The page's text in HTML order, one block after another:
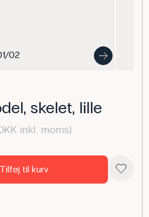
02
skelet, lille
inkl. moms)
Tilføj til kurv